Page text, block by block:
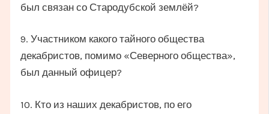
был связан со Стародубской землёй?
9. Участником какого тайного общества
декабристов, помимо «Северного общества»,
был данный офицер?
10. Кто из наших декабристов, по его